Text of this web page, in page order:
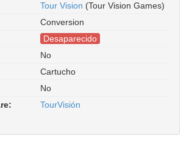
Tour Vision (Tour Vision Games)
Conversion
Desaparecido
No
Cartucho
No
TourVisión